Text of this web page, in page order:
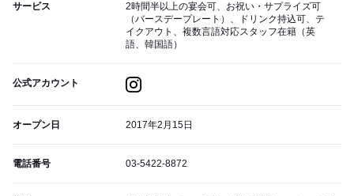
サービス
2時間半以上の宴会可、お祝い・サプライズ可
（バースデープレート）、ドリンク持込可、テ
イクアウト、複数言語対応スタッフ在籍（英
語、韓国語）
公式アカウント
オープン日 2017年2月15日
電話番号 03-5422-8872